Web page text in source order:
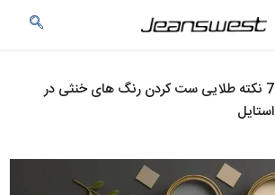
7 نکته طلایی ست کردن رنگ های خنثی در
استایل